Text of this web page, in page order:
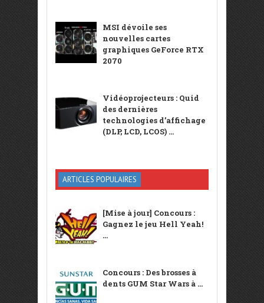
MSI dévoile ses
nouvelles cartes
graphiques GeForce RTX
2070
Vidéoprojecteurs : Quid
des dernières
technologies d’affichage
(DLP, LCD, LCOS) ...
ARTICLES POPULAIRES
[Mise à jour] Concours :
Gagnez le jeu Hell Yeah!
...
Concours : Des brosses à
dents GUM Star Wars à ...